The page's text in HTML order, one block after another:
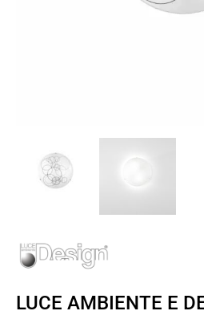
LUCE AMBIENTE E